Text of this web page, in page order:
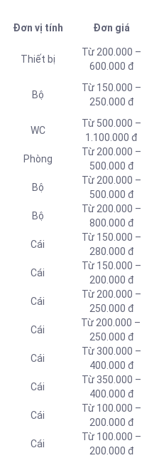
Đơn vị tính Đơn giá
Thiết bị
Từ 200.000 –
600.000 đ
Bộ
Từ 150.000 –
250.000 đ
WC
Từ 500.000 –
1.100.000 đ
Phòng
Từ 200.000 –
500.000 đ
Bộ
Từ 200.000 –
500.000 đ
Bộ
Từ 200.000 –
800.000 đ
Cái
Từ 150.000 –
280.000 đ
Cái
Từ 150.000 –
200.000 đ
Cái
Từ 200.000 –
250.000 đ
Cái
Từ 200.000 –
250.000 đ
Cái
Từ 300.000 –
400.000 đ
Cái
Từ 350.000 –
400.000 đ
Cái
Từ 100.000 –
200.000 đ
Cái
Từ 100.000 –
200.000 đ